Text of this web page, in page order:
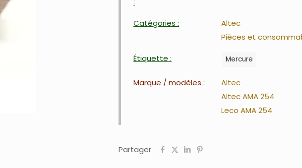
Catégories :
Altec
Pièces et
Étiquette : Mercure
Marque / modèles :
Altec
Altec AMA 254
Leco AMA 254
Partager